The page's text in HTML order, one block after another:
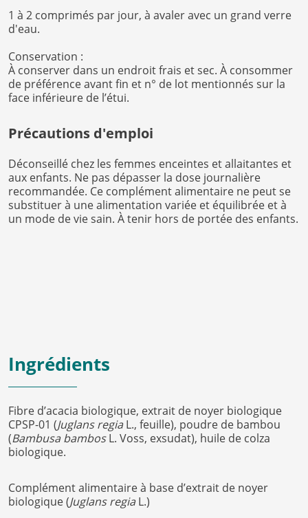
1 à 2 comprimés par jour, à avaler avec un grand verre
d'eau.
Conservation :
À conserver dans un endroit frais et sec. À consommer
de préférence avant fin et n° de lot mentionnés sur la
face inférieure de l’étui.
Précautions d'emploi
Déconseillé chez les femmes enceintes et allaitantes et
aux enfants. Ne pas dépasser la dose journalière
recommandée. Ce complément alimentaire ne peut se
substituer à une alimentation variée et équilibrée et à
un mode de vie sain. À tenir hors de portée des enfants.
Ingrédients
Fibre d’acacia biologique, extrait de noyer biologique
CPSP-01 (Juglans regiaL., feuille), poudre de bambou
(Bambusa bambosL. Voss, exsudat), huile de colza
biologique.
Complément alimentaire à base d’extrait de noyer
biologique (Juglans regiaL.)